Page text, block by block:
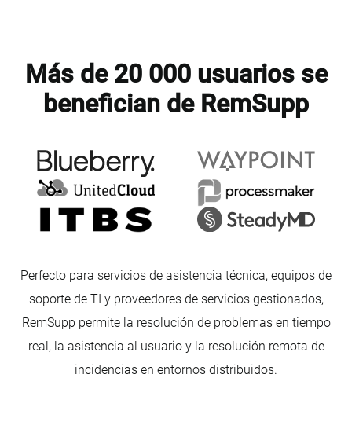
Más de 20 000 usuarios se
benefician de RemSupp
Perfecto para servicios de asistencia técnica, equipos de
soporte de TI y proveedores de servicios gestionados,
RemSupp permite la resolución de problemas en tiempo
real, la asistencia al usuario y la resolución remota de
incidencias en entornos distribuidos.